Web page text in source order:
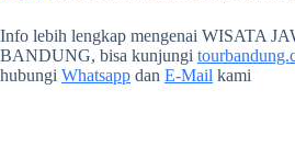
Info lebih lengkap mengenai WISATA
BANDUNG, bisa kunjungi
hubungi Whatsapp dan E-Mail kami